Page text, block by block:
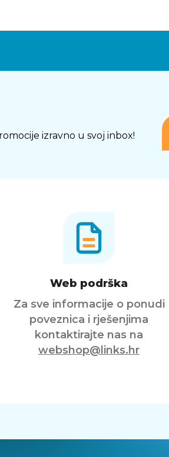
izravno u svoj inbox!
Web podrška
Za sve informacije o ponudi
poveznica i rješenjima
kontaktirajte nas na
webshop@links.hr